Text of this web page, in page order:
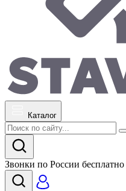
Каталог
Звонки по России бесплатно